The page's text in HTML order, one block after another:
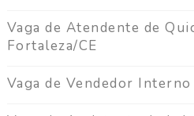
Vaga de Atendente de
Fortaleza/CE
Vaga de Vendedor Interno